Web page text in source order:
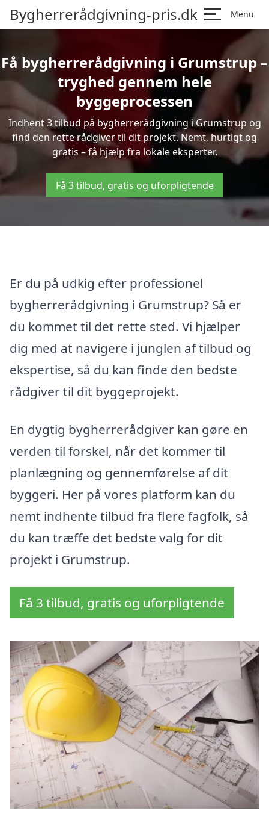
Bygherrerådgivning-pris.dk Menu
Få bygherrerådgivning i Grumstrup –
tryghed gennem hele
byggeprocessen
Indhent 3 tilbud på bygherrerådgivning i Grumstrup og
find den rette rådgiver til dit projekt. Nemt, hurtigt og
gratis – få hjælp fra lokale eksperter.
Få 3 tilbud, gratis og uforpligtende
Er du på udkig efter professionel
bygherrerådgivning i Grumstrup? Så er
du kommet til det rette sted. Vi hjælper
dig med at navigere i junglen af tilbud og
ekspertise, så du kan finde den bedste
rådgiver til dit byggeprojekt.
En dygtig bygherrerådgiver kan gøre en
verden til forskel, når det kommer til
planlægning og gennemførelse af dit
byggeri. Her på vores platform kan du
nemt indhente tilbud fra flere fagfolk, så
du kan træffe det bedste valg for dit
projekt i Grumstrup.
Få 3 tilbud, gratis og uforpligtende